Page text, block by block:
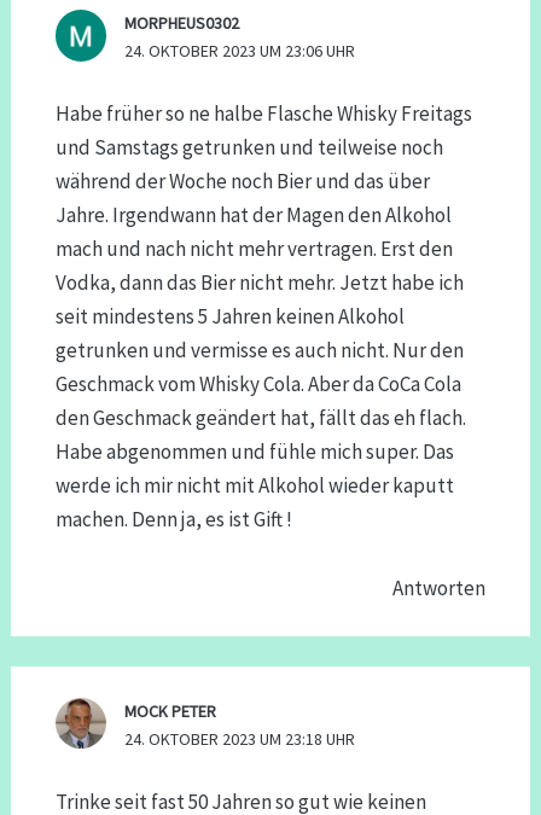
MORPHEUS0302
24. OKTOBER 2023 UM 23:06 UHR
Habe früher so ne halbe Flasche Whisky Freitags
und Samstags getrunken und teilweise noch
während der Woche noch Bier und das über
Jahre. Irgendwann hat der Magen den Alkohol
mach und nach nicht mehr vertragen. Erst den
Vodka, dann das Bier nicht mehr. Jetzt habe ich
seit mindestens 5 Jahren keinen Alkohol
getrunken und vermisse es auch nicht. Nur den
Geschmack vom Whisky Cola. Aber da CoCa Cola
den Geschmack geändert hat, fällt das eh flach.
Habe abgenommen und fühle mich super. Das
werde ich mir nicht mit Alkohol wieder kaputt
machen. Denn ja, es ist Gift !
Antworten
MOCK PETER
24. OKTOBER 2023 UM 23:18 UHR
Trinke seit fast 50 Jahren so gut wie keinen